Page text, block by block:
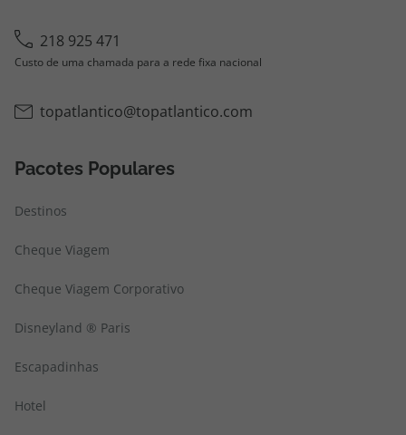
218 925 471
Custo de uma chamada para a rede fixa nacional
topatlantico@topatlantico.com
Pacotes Populares
Destinos
Cheque Viagem
Cheque Viagem Corporativo
Disneyland ® Paris
Escapadinhas
Hotel